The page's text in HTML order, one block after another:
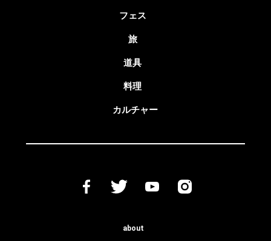
フェス
旅
道具
料理
カルチャー
about